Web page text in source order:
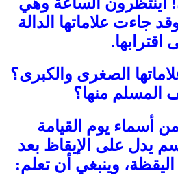
جاءت علاماتها الدالة
اقترابها.
الصغرى والكبرى؟
المسلم منها؟
أسماء يوم القيامة
يدل على الإيقاظ بعد
اليقظة، وينبغي أن تعلم: